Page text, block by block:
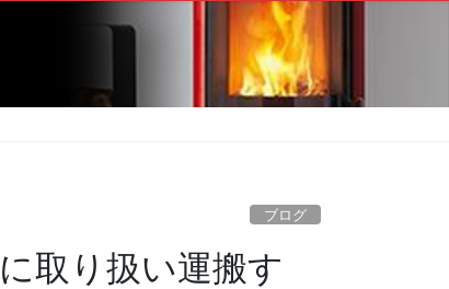
ブログ
取り扱い運搬す